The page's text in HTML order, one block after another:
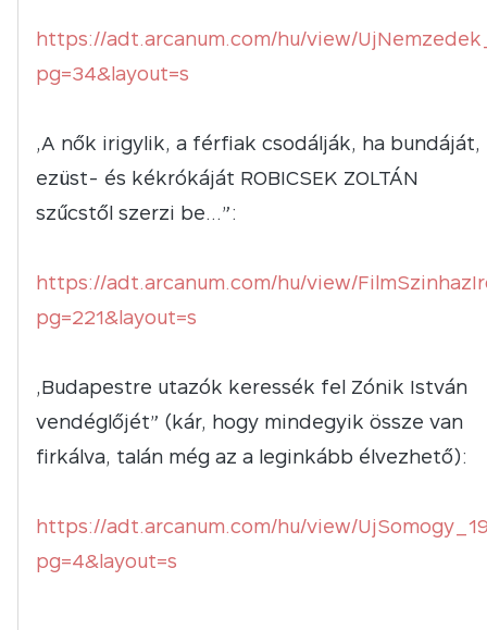
https://adt.arcanum.com/hu/view/
pg=34&layout=s
„A nők irigylik, a férfiak csodálják, ha bundáját,
ezüst- és kékrókáját ROBICSEK ZOLTÁN
szűcstől szerzi be…”:
https://adt.arcanum.com/hu/view/
pg=221&layout=s
„Budapestre utazók keressék fel Zónik István
vendéglőjét” (kár, hogy mindegyik össze van
firkálva, talán még az a leginkább élvezhető):
https://adt.arcanum.com/hu/view/
pg=4&layout=s